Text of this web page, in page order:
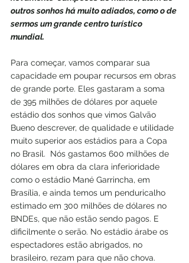
outros sonhos há muito adiados, como o de
sermos um grande centro turístico
mundial.
Para começar, vamos comparar sua
capacidade em poupar recursos em obras
de grande porte. Eles gastaram a soma
de 395 milhões de dólares por aquele
estádio dos sonhos que vimos Galvão
Bueno descrever, de qualidade e utilidade
muito superior aos estádios para a Copa
no Brasil.  Nós gastamos 600 milhões de
dólares em obra da clara inferioridade
como o estádio Mané Garrincha, em
Brasília, e ainda temos um penduricalho
estimado em 300 milhões de dólares no
BNDEs, que não estão sendo pagos. E
dificilmente o serão. No estádio árabe os
espectadores estão abrigados, no
brasileiro, rezam para que não chova.